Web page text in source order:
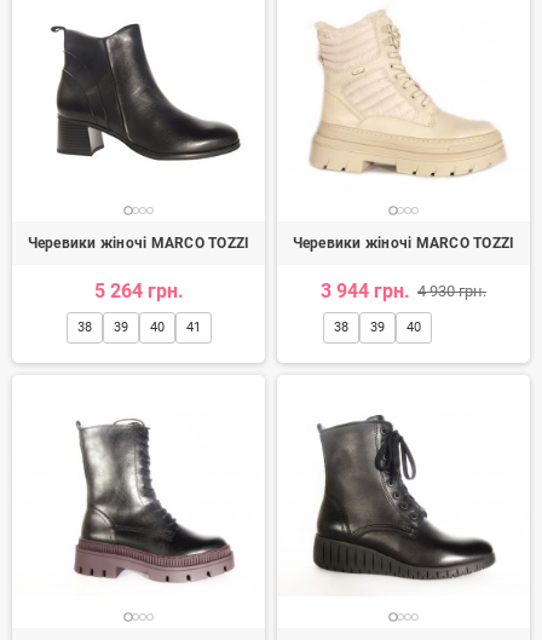
Черевики жіночі MARCO TOZZI
5 264 грн.
38 39 40 41
Черевики жіночі MARCO TOZZI
3 944 грн. 4 930 грн.
38 39 40